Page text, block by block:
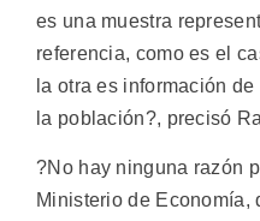
es una muestra
referencia, como es el
la otra es información
la población?, precisó
?No hay ninguna razón
Ministerio de Economía,